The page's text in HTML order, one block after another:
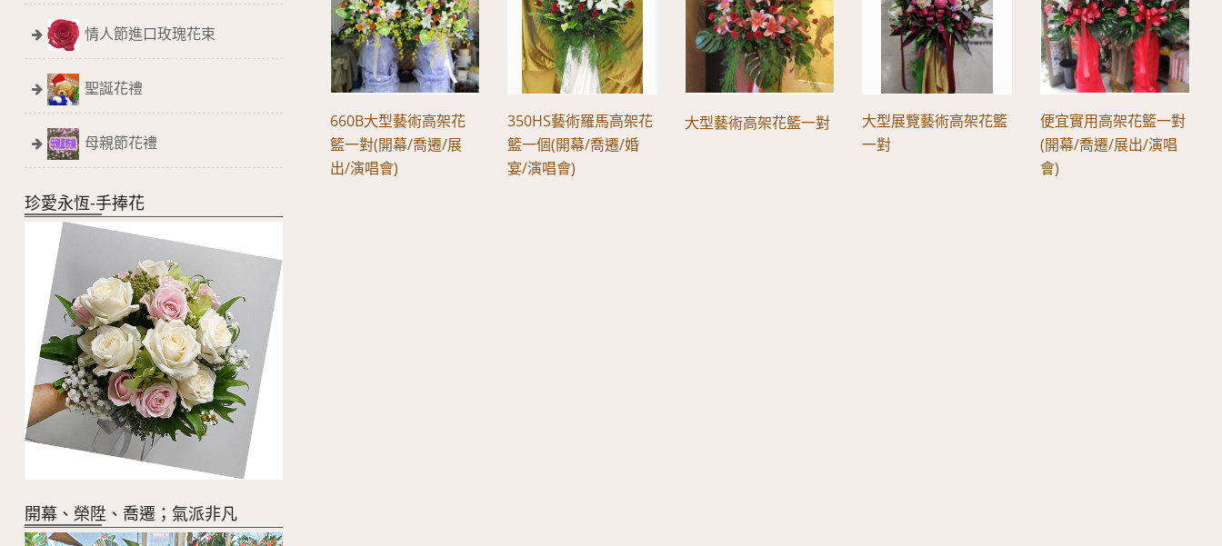
情人節進口玫瑰花束
聖誕花禮
母親節花禮
珍愛永恆-手捧花
開幕、榮陞、喬遷；氣派非凡
660B大型藝術高架花
籃一對(開幕/喬遷/展
出/演唱會)
350HS藝術羅馬高架花
籃一個(開幕/喬遷/婚
宴/演唱會)
大型藝術高架花籃一對
大型展覽藝術高架花籃
一對
便宜實用高架花籃一對
(開幕/喬遷/展出/演唱
會)